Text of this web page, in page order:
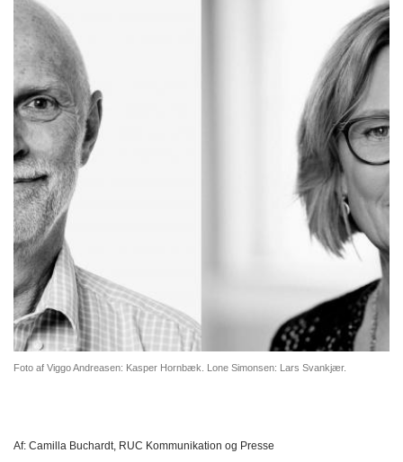
Foto af Viggo Andreasen: Kasper Hornbæk. Lone Simonsen: Lars Svankjær.
Af: Camilla Buchardt, RUC Kommunikation og Presse